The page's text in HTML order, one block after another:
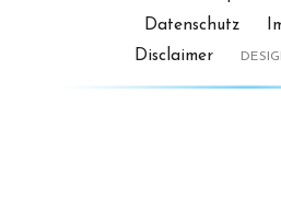
Datenschutz
Disclaimer